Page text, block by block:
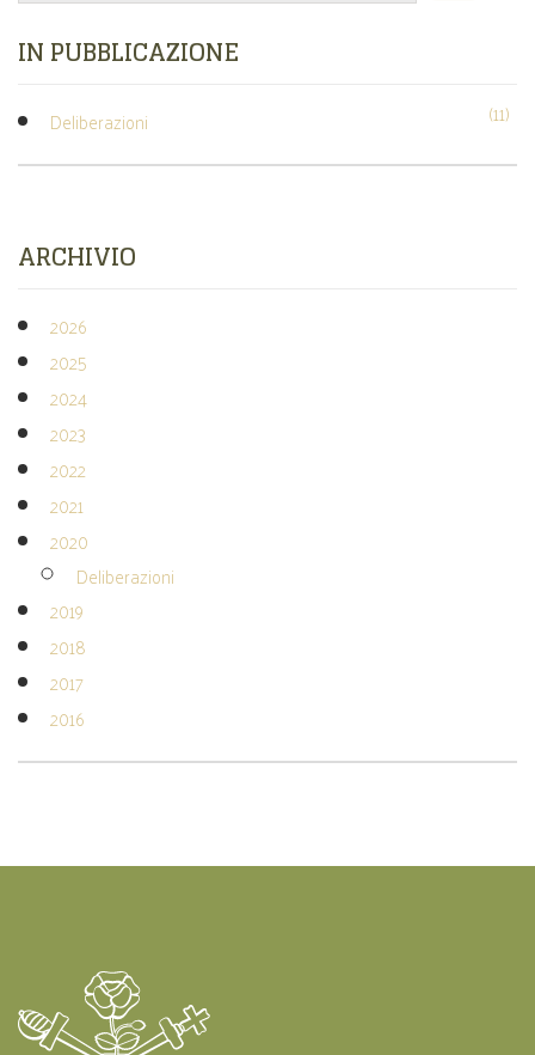
IN PUBBLICAZIONE
Deliberazioni (11)
ARCHIVIO
2026
2025
2024
2023
2022
2021
2020
Deliberazioni
2019
2018
2017
2016